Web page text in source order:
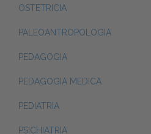
OSTETRICIA
PALEOANTROPOLOGIA
PEDAGOGIA
PEDAGOGIA MEDICA
PEDIATRIA
PSICHIATRIA